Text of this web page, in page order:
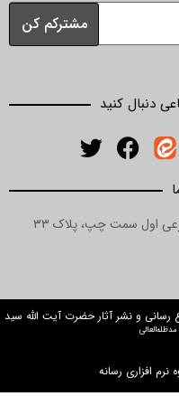
دنبال کنید
رسانی و نشر آثار حضرت آیت الله سید
مدظله‌العالی
افزاری رسانه